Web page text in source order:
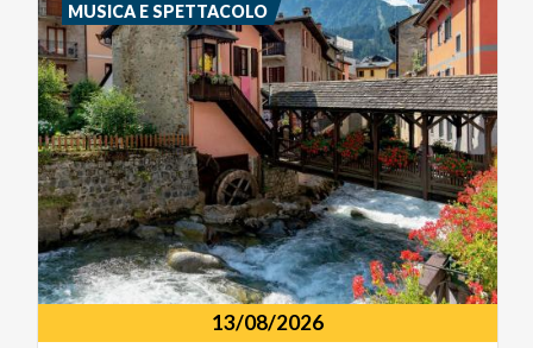
13/08/2026
MUSICA E SPETTACOLO